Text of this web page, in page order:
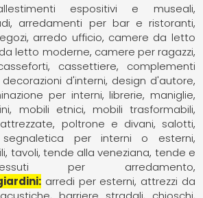
espositivi e museali
arredamenti per bar e ristoranti
arredo ufficio camere da letto
letto moderne camere per ragazzi
cassettiere
complementi
decorazioni d'interni design d'autore
per interni librerie maniglie
mobili etnici
mobili trasformabili
poltrone e divani
salotti
segnaletica per interni o esterni
tavoli tende alla veneziana tende e
per arredamento
arredi per esterni attrezzi da